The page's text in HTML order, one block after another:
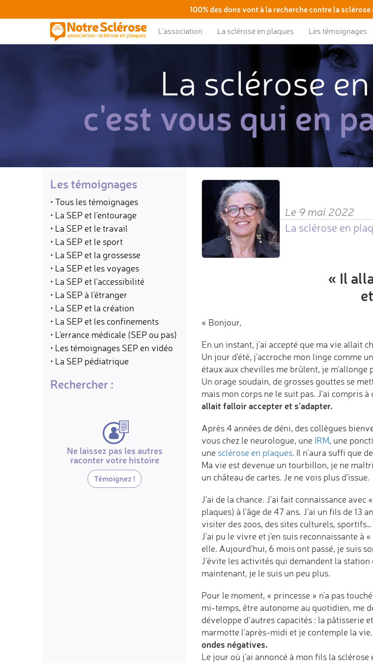
100% des dons vont à la recherche contre la
L’association La sclérose en plaques Les témoignages
La sclérose
c'est vous qui en
Les témoignages
• Tous les témoignages
• La SEP et l'entourage
• La SEP et le travail
• La SEP et le sport
• La SEP et la grossesse
• La SEP et les voyages
• La SEP et l'accessibilité
• La SEP à l'étranger
• La SEP et la création
• La SEP et les confinements
• L'errance médicale (SEP ou pas)
• Les témoignages SEP en vidéo
• La SEP pédiatrique
Rechercher :
Ne laissez pas les autres
raconter votre histoire
Témoignez !
Le 9 mai 2022
La sclérose en
« Il
« Bonjour,
En un instant, j'ai accepté que ma vie allait
Un jour d'été, j'accroche mon linge comme
étaux aux chevilles me brûlent, je m'allonge
Un orage soudain, de grosses gouttes se
mais mon corps ne le suit pas. J'ai compris
allait falloir accepter et s'adapter.
Après 4 années de déni, des collègues
vous chez le neurologue, une IRM, une
une sclérose en plaques. Il n’aura suffi que
Ma vie est devenue un tourbillon, je ne
un château de cartes. Je ne vois plus d'issue.
J'ai de la chance. J'ai fait connaissance avec
plaques) à l'âge de 47 ans. J'ai un fils de 13
visiter des zoos, des sites culturels, sportifs…
J'ai pu le vivre et j'en suis reconnaissante à
elle. Aujourd'hui, 6 mois ont passé, je suis
J’évite les activités qui demandent la
maintenant, je le suis un peu plus.
Pour le moment, « princesse » n'a pas
mi-temps, être autonome au quotidien, me
développe d’autres capacités : la pâtisserie
marmotte l'après-midi et je contemple la vie.
ondes négatives.
Le jour où j'ai annoncé à mon fils la sclérose